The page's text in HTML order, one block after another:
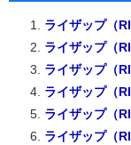
ライザップ（
ライザップ（
ライザップ（
ライザップ（
ライザップ（
ライザップ（